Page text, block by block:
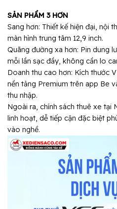
SẢN PHẨM 3 HƠN
Sang hơn: Thiết kế hiện đại, nội
màn hình trung tâm 12,9 inch.
Quãng đường xa hơn: Pin dung
mỗi lần sạc đầy, không cần lo
Doanh thu cao hơn: Kích thước
nền tảng Premium trên app Be
thu nhập.
Ngoài ra, chính sách thuê xe tại
linh hoạt, dễ tiếp cận đặc biệt
vào nghề.